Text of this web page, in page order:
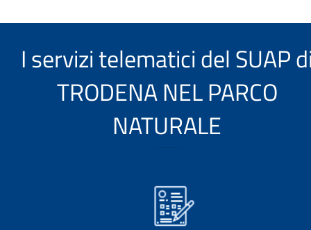
I servizi telematici del SUAP
TRODENA NEL PARCO
NATURALE